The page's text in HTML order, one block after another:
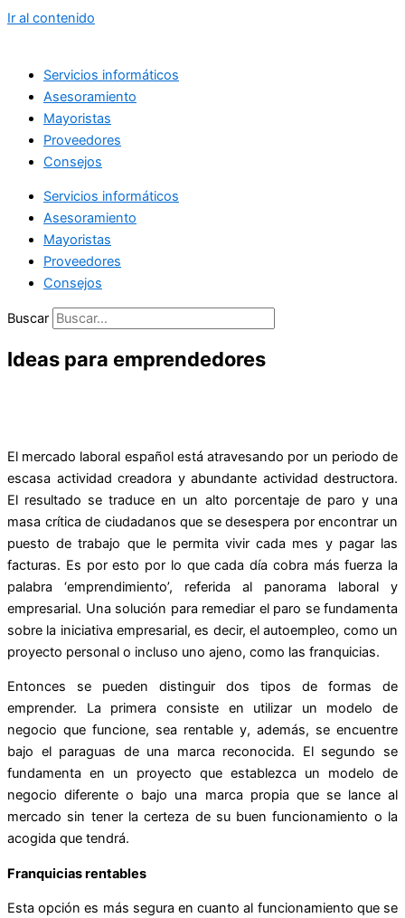
Ir al contenido
Servicios informáticos
Asesoramiento
Mayoristas
Proveedores
Consejos
Servicios informáticos
Asesoramiento
Mayoristas
Proveedores
Consejos
Buscar
Ideas para emprendedores
El mercado laboral español está atravesando por un periodo de
escasa actividad creadora y abundante actividad destructora.
El resultado se traduce en un alto porcentaje de paro y una
masa crítica de ciudadanos que se desespera por encontrar un
puesto de trabajo que le permita vivir cada mes y pagar las
facturas. Es por esto por lo que cada día cobra más fuerza la
palabra ‘emprendimiento’, referida al panorama laboral y
empresarial. Una solución para remediar el paro se fundamenta
sobre la iniciativa empresarial, es decir, el autoempleo, como un
proyecto personal o incluso uno ajeno, como las franquicias.
Entonces se pueden distinguir dos tipos de formas de
emprender. La primera consiste en utilizar un modelo de
negocio que funcione, sea rentable y, además, se encuentre
bajo el paraguas de una marca reconocida. El segundo se
fundamenta en un proyecto que establezca un modelo de
negocio diferente o bajo una marca propia que se lance al
mercado sin tener la certeza de su buen funcionamiento o la
acogida que tendrá.
Franquicias rentables
Esta opción es más segura en cuanto al funcionamiento que se